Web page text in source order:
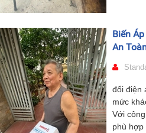
Biến
An
đổi điện
mức
Với
phù hợp